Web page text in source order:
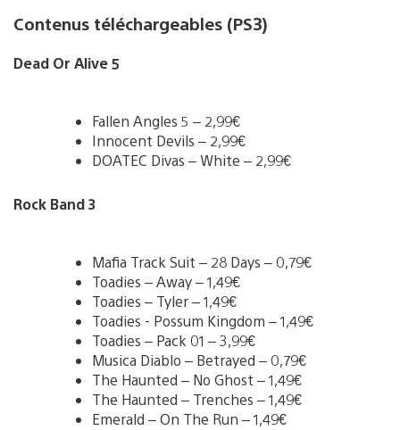
Contenus téléchargeables (PS3)
Dead Or Alive 5
Fallen Angles 5 – 2,99€
Innocent Devils – 2,99€
DOATEC Divas – White – 2,99€
Rock Band 3
Mafia Track Suit – 28 Days – 0,79€
Toadies – Away – 1,49€
Toadies – Tyler – 1,49€
Toadies - Possum Kingdom – 1,49€
Toadies – Pack 01 – 3,99€
Musica Diablo – Betrayed – 0,79€
The Haunted – No Ghost – 1,49€
The Haunted – Trenches – 1,49€
Emerald – On The Run – 1,49€